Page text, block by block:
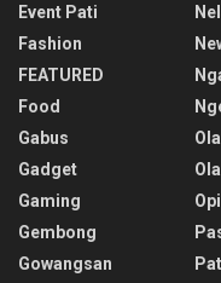
Event Pati
Fashion
FEATURED
Food
Gabus
Gadget
Gaming
Gembong
Gowangsan